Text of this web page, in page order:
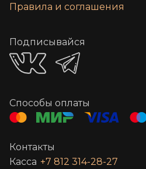
Правила и соглашения
Подписывайся
Способы оплаты
Контакты
Касса +7 812 314-28-27